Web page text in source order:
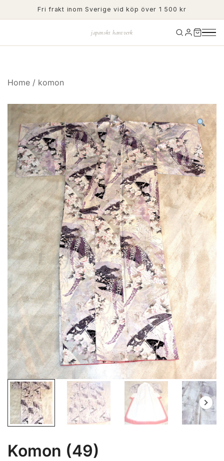
to
Fri frakt inom Sverige vid köp över 1 500 kr
japanskt hantverk
Home / komon
Komon (49)